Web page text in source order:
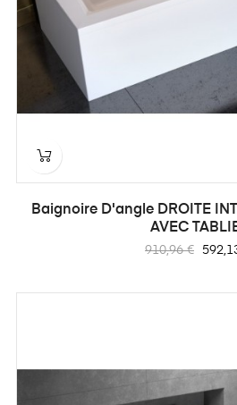
Baignoire D'angle DROITE
AVEC
Prix
910,96 € Prix